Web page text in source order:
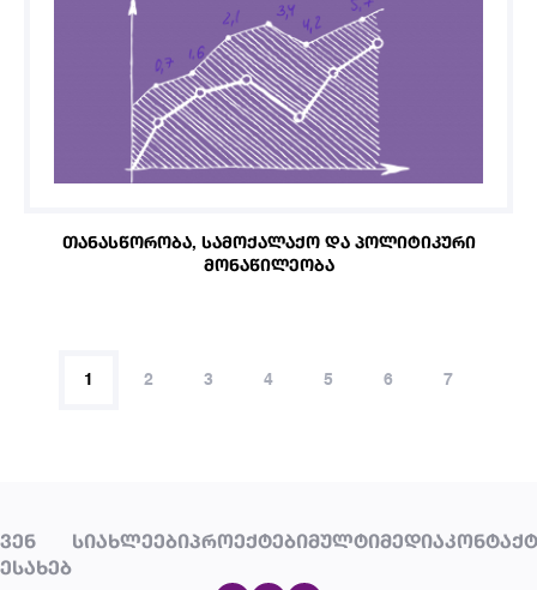
ᲗᲐᲜᲐᲡᲬᲝᲠᲝᲑᲐ, ᲡᲐᲛᲝᲥᲐᲚᲐᲥᲝ ᲓᲐ ᲞᲝᲚᲘᲢᲘᲙᲣᲠᲘ
ᲛᲝᲜᲐᲬᲘᲚᲔᲝᲑᲐ
1 2 3 4 5 6 7
ᲡᲘᲐᲮᲚᲔᲔᲑᲘᲞᲠᲝᲔᲥᲢᲔᲑᲘᲛᲣᲚᲢᲘᲛᲔᲓᲘᲐ